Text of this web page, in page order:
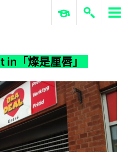
in「燦是厘唇」
ERP 與商業 AI
in「燦是厘唇」